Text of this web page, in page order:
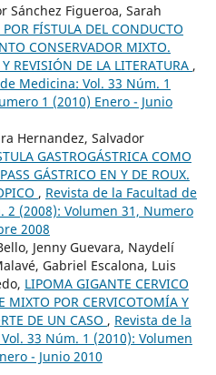
Sánchez Figueroa, Sarah
FÍSTULA DEL CONDUCTO
CONSERVADOR MIXTO.
REVISIÓN DE LA LITERATURA ,
Medicina: Vol. 33 Núm. 1
1 (2010) Enero - Junio
Hernandez, Salvador
GASTROGÁSTRICA COMO
GÁSTRICO EN Y DE ROUX.
, Revista de la Facultad de
2 (2008): Volumen 31, Numero
2008
Jenny Guevara, Naydelí
Gabriel Escalona, Luis
LIPOMA GIGANTE CERVICO
MIXTO POR CERVICOTOMÍA Y
DE UN CASO , Revista de la
33 Núm. 1 (2010): Volumen
- Junio 2010